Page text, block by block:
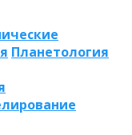
Планетология